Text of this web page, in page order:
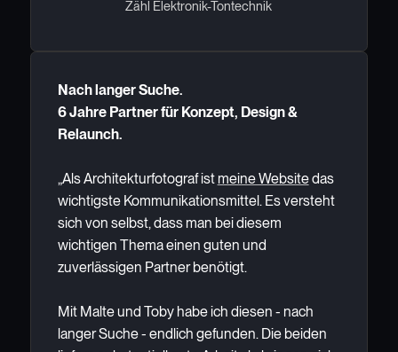
Zähl Elektronik-Tontechnik
Nach langer Suche.
6 Jahre Partner für Konzept, Design &
Relaunch.
„Als Architekturfotograf ist meine Websitedas
wichtigste Kommunikationsmittel. Es versteht
sich von selbst, dass man bei diesem
wichtigen Thema einen guten und
zuverlässigen Partner benötigt.
Mit Malte und Toby habe ich diesen - nach
langer Suche - endlich gefunden. Die beiden